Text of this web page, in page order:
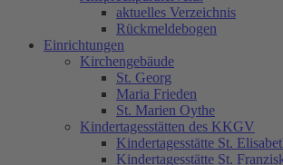
aktuelles Verzeichnis
Rückmeldebogen
Einrichtungen
Kirchengebäude
St. Georg
Maria Frieden
St. Marien Oythe
Kindertagesstätten des KKGV
Kindertagesstätte St.
Kindertagesstätte St.